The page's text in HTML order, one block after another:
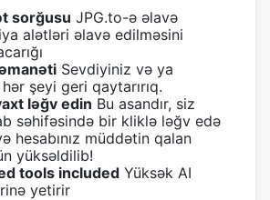
sorğusu JPG.to-ə əlavə
alətləri əlavə edilməsini
Sevdiyiniz və ya
şeyi geri qaytarırıq.
ləğv edin Bu asandır, siz
səhifəsində bir kliklə ləğv edə
hesabınız müddətin qalan
yüksəldilib!
tools included Yüksək AI
yetirir